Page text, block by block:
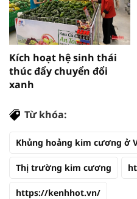
Kích hoạt hệ sinh thái
thúc đẩy chuyển đổi
xanh
Từ khóa:
Khủng hoảng kim cương ở
Thị trường kim cương
https://kenhhot.vn/